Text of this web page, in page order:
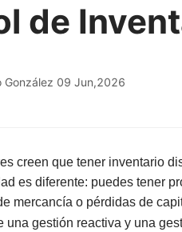
de
González 09 Jun,2026
creen que tener inventario
es diferente: puedes tener
mercancía o pérdidas de
una gestión reactiva y una